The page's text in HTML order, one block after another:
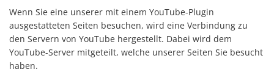
Wenn Sie eine unserer mit einem YouTube-Plugin
ausgestatteten Seiten besuchen, wird eine Verbindung zu
den Servern von YouTube hergestellt. Dabei wird dem
YouTube-Server mitgeteilt, welche unserer Seiten Sie besucht
haben.